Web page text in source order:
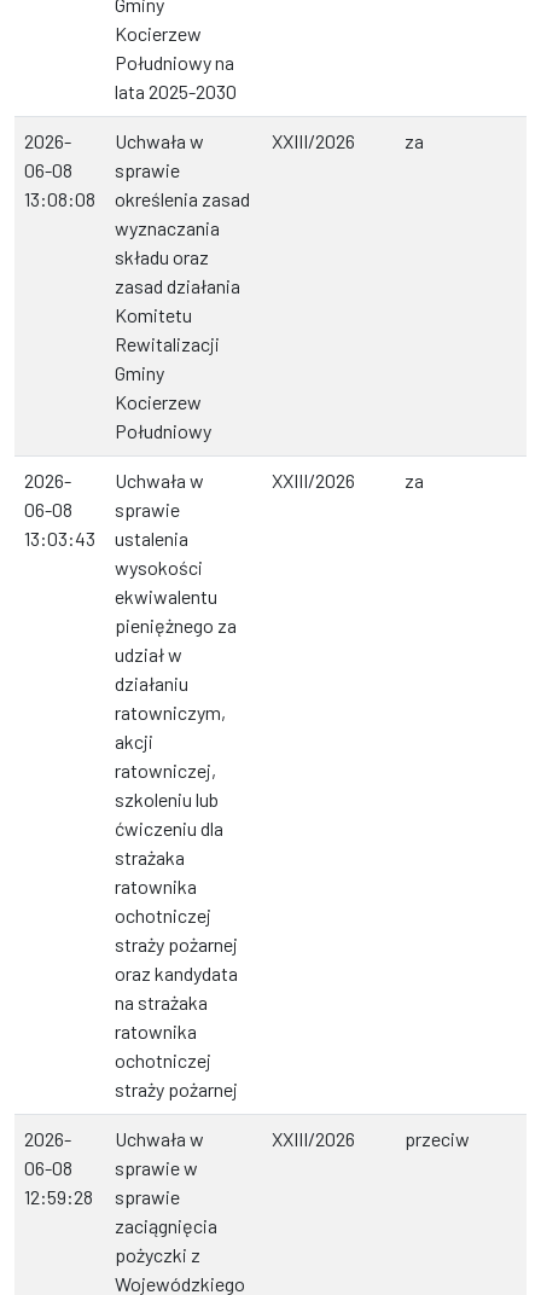
Kocierzew
Południowy na
lata 2025-2030
2026-
06-08
13:08:08
Uchwała w
sprawie
określenia zasad
wyznaczania
składu oraz
zasad działania
Komitetu
Rewitalizacji
Gminy
Kocierzew
Południowy
XXIII/2026 za
2026-
06-08
13:03:43
Uchwała w
sprawie
ustalenia
wysokości
ekwiwalentu
pieniężnego za
udział w
działaniu
ratowniczym,
akcji
ratowniczej,
szkoleniu lub
ćwiczeniu dla
strażaka
ratownika
ochotniczej
straży pożarnej
oraz kandydata
na strażaka
ratownika
ochotniczej
straży pożarnej
XXIII/2026 za
2026-
06-08
12:59:28
Uchwała w
sprawie w
sprawie
zaciągnięcia
pożyczki z
Wojewódzkiego
XXIII/2026 przeciw